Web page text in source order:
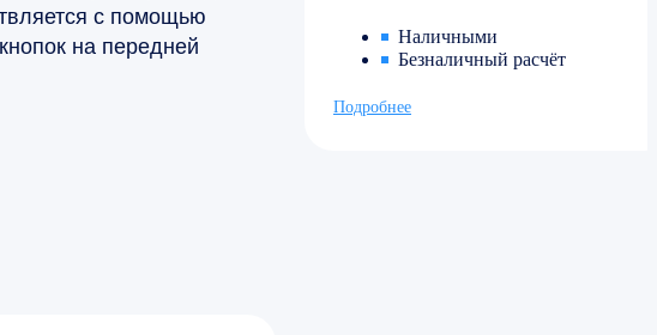
с помощью
на передней
Наличными
Безналичный расчёт
Подробнее